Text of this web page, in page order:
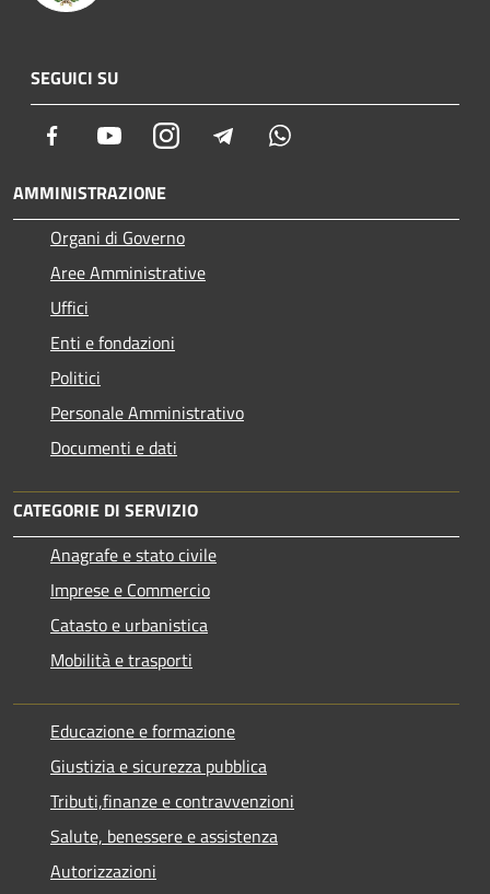
SEGUICI SU
Facebook YoutubeInstagram Telegram
AMMINISTRAZIONE
Organi di Governo
Aree Amministrative
Uffici
Enti e fondazioni
Politici
Personale Amministrativo
Documenti e dati
CATEGORIE DI SERVIZIO
Anagrafe e stato civile
Imprese e Commercio
Catasto e urbanistica
Mobilità e trasporti
Educazione e formazione
Giustizia e sicurezza pubblica
Tributi,finanze e contravvenzioni
Salute, benessere e assistenza
Autorizzazioni